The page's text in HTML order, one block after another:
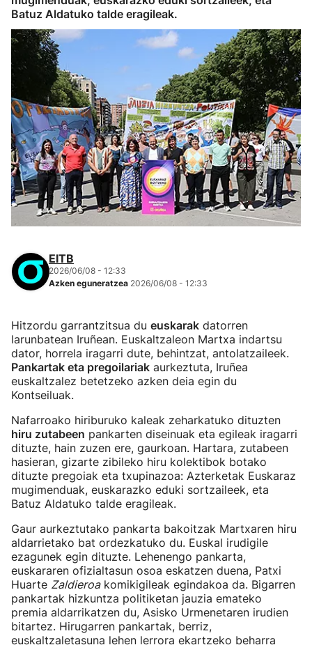
Batuz Aldatuko talde eragileak.
EITB
2026/06/08 - 12:33
Azken eguneratzea 2026/06/08 - 12:33
Hitzordu garrantzitsua du euskarak datorren
larunbatean Iruñean. Euskaltzaleon Martxa indartsu
dator, horrela iragarri dute, behintzat, antolatzaileek.
Pankartak eta pregoilariak aurkeztuta, Iruñea
euskaltzalez betetzeko azken deia egin du
Kontseiluak.
Nafarroako hiriburuko kaleak zeharkatuko dituzten
hiru zutabeen pankarten diseinuak eta egileak iragarri
dituzte, hain zuzen ere, gaurkoan. Hartara, zutabeen
hasieran, gizarte zibileko hiru kolektibok botako
dituzte pregoiak eta txupinazoa: Azterketak Euskaraz
mugimenduak, euskarazko eduki sortzaileek, eta
Batuz Aldatuko talde eragileak.
Gaur aurkeztutako pankarta bakoitzak Martxaren hiru
aldarrietako bat ordezkatuko du. Euskal irudigile
ezagunek egin dituzte. Lehenengo pankarta,
euskararen ofizialtasun osoa eskatzen duena, Patxi
Huarte Zaldieroakomikigileak egindakoa da. Bigarren
pankartak hizkuntza politiketan jauzia emateko
premia aldarrikatzen du, Asisko Urmenetaren irudien
bitartez. Hirugarren pankartak, berriz,
euskaltzaletasuna lehen lerrora ekartzeko beharra